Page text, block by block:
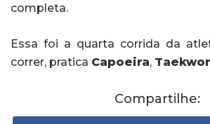
completa.
Essa foi a quarta corrida da
correr, pratica Capoeira,
Compartilhe: